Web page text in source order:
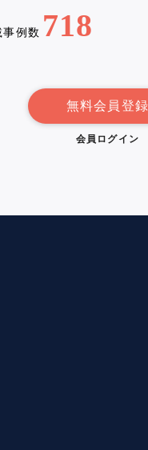
事例数 718
無料会員登録
会員ログイン